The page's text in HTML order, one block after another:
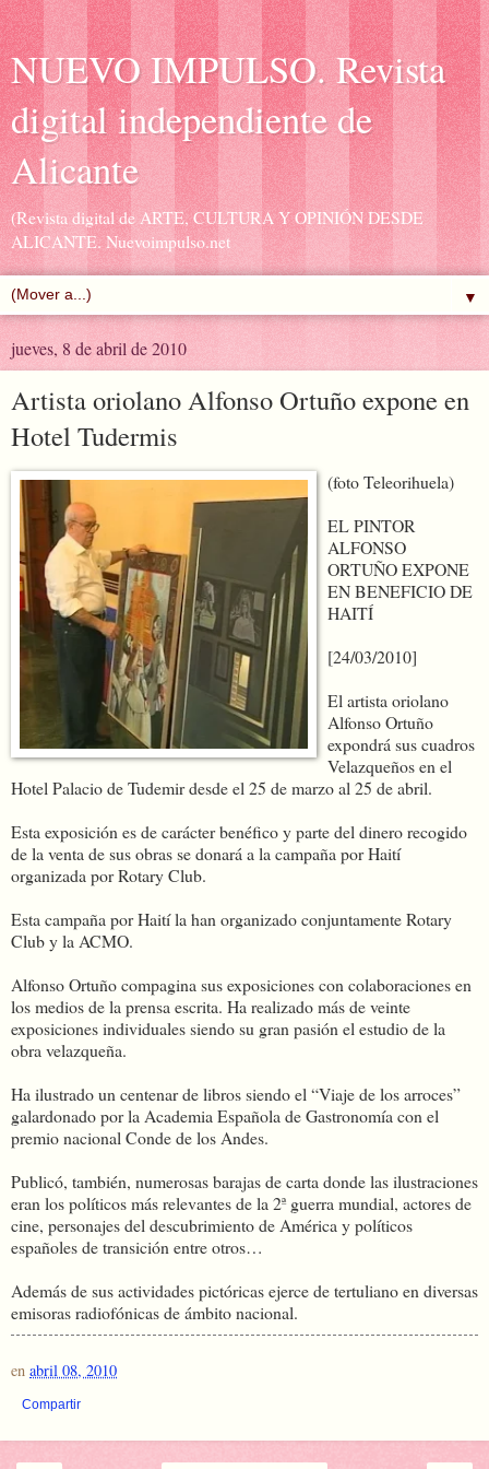
NUEVO IMPULSO. Revista
digital independiente de
Alicante
(Revista digital de ARTE, CULTURA Y OPINIÓN DESDE
ALICANTE. Nuevoimpulso.net
▼
jueves, 8 de abril de 2010
Artista oriolano Alfonso Ortuño expone en
Hotel Tudermis
(foto Teleorihuela)
EL PINTOR
ALFONSO
ORTUÑO EXPONE
EN BENEFICIO DE
HAITÍ
[24/03/2010]
El artista oriolano
Alfonso Ortuño
expondrá sus cuadros
Velazqueños en el
Hotel Palacio de Tudemir desde el 25 de marzo al 25 de abril.
Esta exposición es de carácter benéfico y parte del dinero recogido
de la venta de sus obras se donará a la campaña por Haití
organizada por Rotary Club.
Esta campaña por Haití la han organizado conjuntamente Rotary
Club y la ACMO.
Alfonso Ortuño compagina sus exposiciones con colaboraciones en
los medios de la prensa escrita. Ha realizado más de veinte
exposiciones individuales siendo su gran pasión el estudio de la
obra velazqueña.
Ha ilustrado un centenar de libros siendo el “Viaje de los arroces”
galardonado por la Academia Española de Gastronomía con el
premio nacional Conde de los Andes.
Publicó, también, numerosas barajas de carta donde las ilustraciones
eran los políticos más relevantes de la 2ª guerra mundial, actores de
cine, personajes del descubrimiento de América y políticos
españoles de transición entre otros…
Además de sus actividades pictóricas ejerce de tertuliano en diversas
emisoras radiofónicas de ámbito nacional.
en abril 08, 2010
Compartir